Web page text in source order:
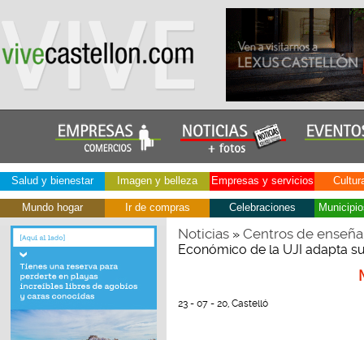
Salud y bienestar Imagen y belleza Empresas y servicios
Mundo hogar Ir de compras Celebraciones
Noticias» Centros de
Económico de la UJI adapta
23 - 07 - 20, Castelló